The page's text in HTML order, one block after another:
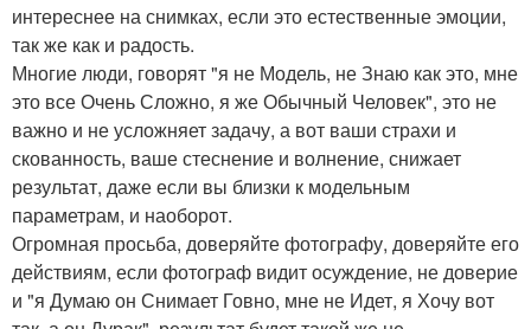
интереснее на снимках, если это естественные эмоции,
так же как и радость.
Многие люди, говорят "я не Модель, не Знаю как это, мне
это все Очень Сложно, я же Обычный Человек", это не
важно и не усложняет задачу, а вот ваши страхи и
скованность, ваше стеснение и волнение, снижает
результат, даже если вы близки к модельным
параметрам, и наоборот.
Огромная просьба, доверяйте фотографу, доверяйте его
действиям, если фотограф видит осуждение, не доверие
и "я Думаю он Снимает Говно, мне не Идет, я Хочу вот